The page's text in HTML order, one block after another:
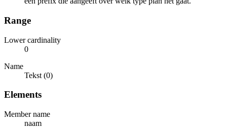
Range
Lower cardinality
0
Name
Tekst (0)
Elements
Member name
naam